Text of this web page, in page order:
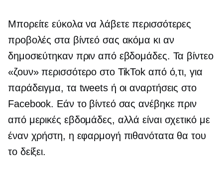
Μπορείτε εύκολα να λάβετε περισσότερες
προβολές στα βίντεό σας ακόμα κι αν
δημοσιεύτηκαν πριν από εβδομάδες. Τα βίντεο
«ζουν» περισσότερο στο TikTok από ό,τι, για
παράδειγμα, τα tweets ή οι αναρτήσεις στο
Facebook. Εάν το βίντεό σας ανέβηκε πριν
από μερικές εβδομάδες, αλλά είναι σχετικό με
έναν χρήστη, η εφαρμογή πιθανότατα θα του
το δείξει.